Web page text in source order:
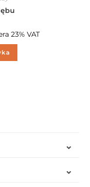
23% VAT